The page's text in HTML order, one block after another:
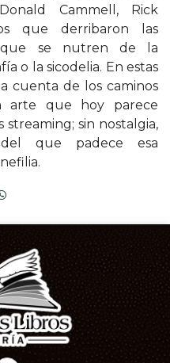
Cammell, Rick
que derribaron las
que se nutren de la
o la sicodelia. En estas
cuenta de los caminos
arte que hoy parece
sin nostalgia,
que padece esa